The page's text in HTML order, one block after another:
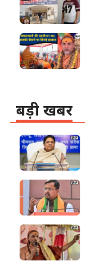
बड़ी खबर